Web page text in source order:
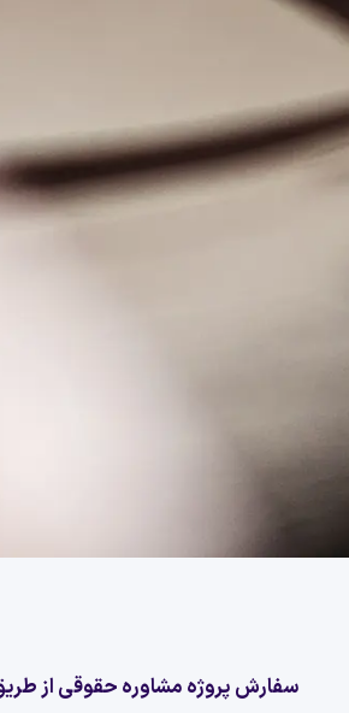
سفارش پروژه مشاوره حقوقی از